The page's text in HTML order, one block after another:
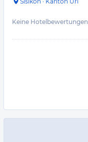
Keine Hotelbewertungen